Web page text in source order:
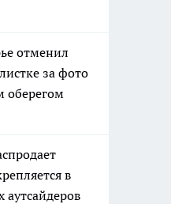
отменил
за фото
оберегом
в
аутсайдеров